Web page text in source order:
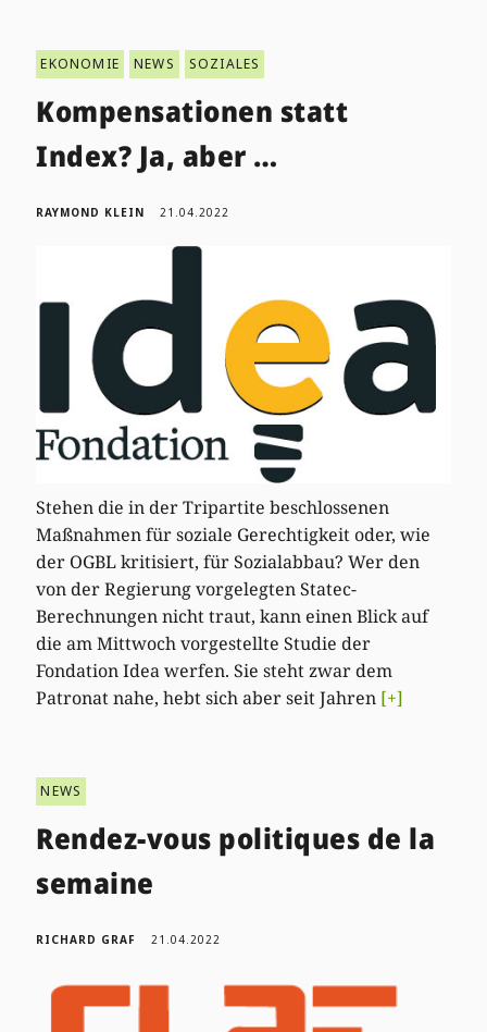
EKONOMIE NEWS SOZIALES
Kompensationen statt
Index? Ja, aber …
RAYMOND KLEIN 21.04.2022
Stehen die in der Tripartite beschlossenen
Maßnahmen für soziale Gerechtigkeit oder, wie
der OGBL kritisiert, für Sozialabbau? Wer den
von der Regierung vorgelegten Statec-
Berechnungen nicht traut, kann einen Blick auf
die am Mittwoch vorgestellte Studie der
Fondation Idea werfen. Sie steht zwar dem
Patronat nahe, hebt sich aber seit Jahren [+]
NEWS
Rendez-vous politiques de la
semaine
RICHARD GRAF 21.04.2022